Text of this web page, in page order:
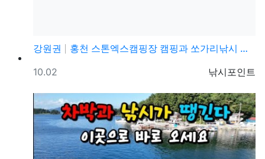
강원권
홍천 스톤엑스캠핑장 캠핑과 쏘가리낚시 가능한 홍천강 포…
등록자
낚시포인트
등록일
10.02